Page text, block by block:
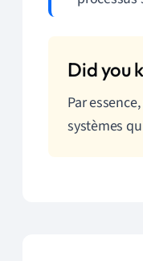
Par
systèmes